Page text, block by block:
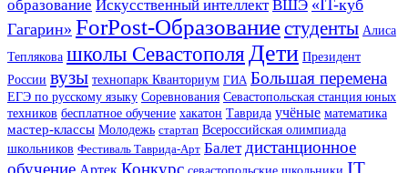
образование Искусственный интеллект ВШЭ «IT-куб
Гагарин» ForPost-Образованиестуденты Алиса
Теплякова школы Севастополя Дети Президент
России вузы технопарк Кванториум ГИА Большая перемена
ЕГЭ по русскому языку Соревнования Севастопольская станция юных
техников бесплатное обучение хакатон Таврида учёные математика
мастер-классы Молодежь стартап Всероссийская олимпиада
школьников Фестиваль Таврида-Арт Балет дистанционное
обучение